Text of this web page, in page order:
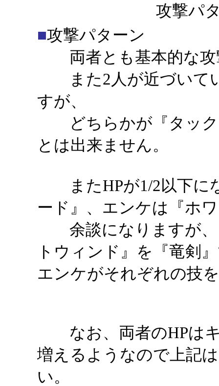
攻撃パ
■攻撃パターン
両者とも基本的な攻
また2人が近づいて
すが、
どちらかが『タック
とは出来ません。
またHPが1/2以下に
ード』、エンケは『ホ
余談になりますが、
トウィンド』を『竜剣
エンケがそれぞれの技
なお、両者のHPはキ
増えるようなので上記
い。